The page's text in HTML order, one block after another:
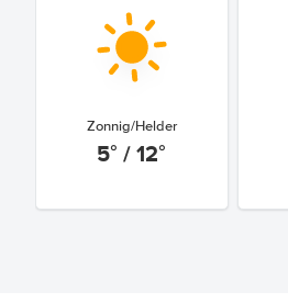
Zonnig/Helder
5° / 12°